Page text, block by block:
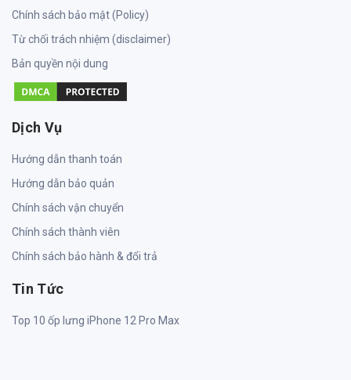
Chính sách bảo mật (Policy)
Từ chối trách nhiệm (disclaimer)
Bản quyền nội dung
Dịch Vụ
Hướng dẫn thanh toán
Hướng dẫn bảo quản
Chính sách vận chuyển
Chính sách thành viên
Chính sách bảo hành & đổi trả
Tin Tức
Top 10 ốp lưng iPhone 12 Pro Max